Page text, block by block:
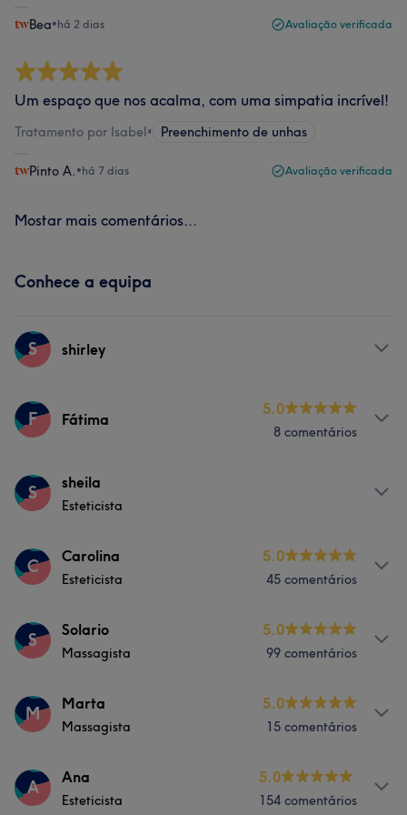
Bea•há 2 dias Avaliação verificada
Um espaço que nos acalma, com uma simpatia incrível!
Tratamento por Isabel• Preenchimento de unhas
Pinto A. •há 7 dias Avaliação verificada
Mostar mais comentários...
Conhece a equipa
S shirley
Serviços
F Fátima
5.0
8 comentários
Serviços
S sheila
Esteticista
Serviços
C Carolina
Esteticista
5.0
45 comentários
Serviços
S Solario
Massagista
5.0
99 comentários
Serviços
M Marta
Massagista
5.0
15 comentários
Serviços
A Ana
Esteticista
5.0
154 comentários